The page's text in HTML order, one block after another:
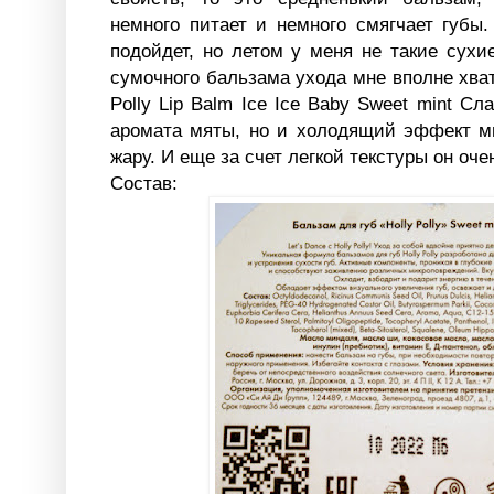
немного питает и немного смягчает
подойдет, но летом у меня не такие
сумочного бальзама ухода мне вполне
Polly Lip Balm Ice Ice Baby Sweet mint
аромата мяты, но и холодящий эффект
жару. И еще за счет легкой текстуры он
Состав: